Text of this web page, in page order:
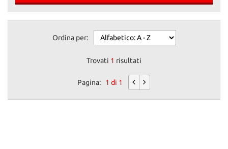
Ordina per:
Trovati 1 risultati
Pagina: 1 di 1